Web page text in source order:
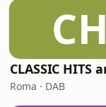
CH
Roma · DAB